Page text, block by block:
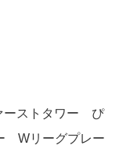
ーストタワー ぴ
Wリーグプレー